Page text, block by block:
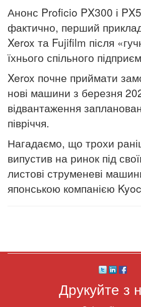
Анонс Proficio PX300 і
фактично, перший приклад
Xerox та Fujifilm після
їхнього спільного
Xerox почне приймати
нові машини з березня
відвантаження
півріччя.
Нагадаємо, що трохи
випустив на ринок під
листові струменеві
японською компанією
Друкуйте з